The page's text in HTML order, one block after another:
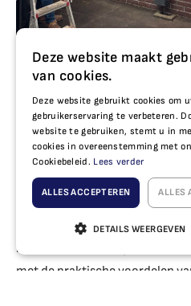
Kunststof
in Zwanenburg
Voor woningen in Zwanenburg
populaire keuze: ze vragen
uitstekend en kunnen 75 jaar
U bepaalt zelf de afmetingen,
kozijnen. Het kleurenpalet
klassiek wit tot moderne
houtlook-afwerking die de
met de praktische voordelen
Deze website maakt
van cookies.
Deze website gebruikt cookies om
gebruikerservaring te verbeteren.
website te gebruiken, stemt u in
cookies in overeenstemming met
Cookiebeleid. Lees verder
ALLES ACCEPTEREN ALLES
DETAILS WEERGEVEN